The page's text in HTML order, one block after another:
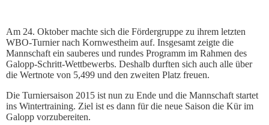
Am 24. Oktober machte sich die Fördergruppe zu ihrem letzten
WBO-Turnier nach Kornwestheim auf. Insgesamt zeigte die
Mannschaft ein sauberes und rundes Programm im Rahmen des
Galopp-Schritt-Wettbewerbs. Deshalb durften sich auch alle über
die Wertnote von 5,499 und den zweiten Platz freuen.
Die Turniersaison 2015 ist nun zu Ende und die Mannschaft startet
ins Wintertraining. Ziel ist es dann für die neue Saison die Kür im
Galopp vorzubereiten.